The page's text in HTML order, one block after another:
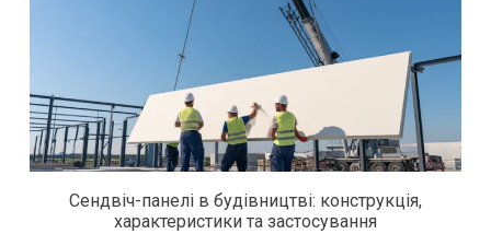
Сендвіч-панелі в будівництві: конструкція,
характеристики та застосування